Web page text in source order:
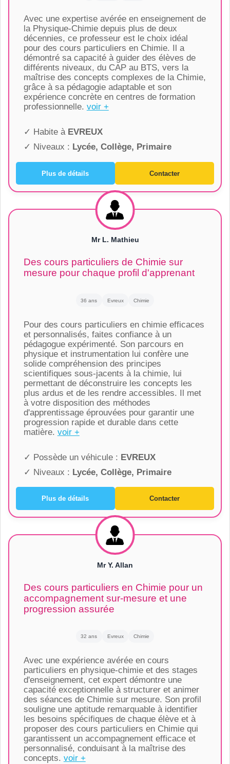
Avec une expertise avérée en enseignement de
la Physique-Chimie depuis plus de deux
décennies, ce professeur est le choix idéal
pour des cours particuliers en Chimie. Il a
démontré sa capacité à guider des élèves de
différents niveaux, du CAP au BTS, vers la
maîtrise des concepts complexes de la Chimie,
grâce à sa pédagogie adaptable et son
expérience concrète en centres de formation
professionnelle. voir +
✓ Habite à EVREUX
✓ Niveaux : Lycée, Collège, Primaire
Plus de détails Contacter
Mr L. Mathieu
Des cours particuliers de Chimie sur
mesure pour chaque profil d'apprenant
36 ans Evreux Chimie
Pour des cours particuliers en chimie efficaces
et personnalisés, faites confiance à un
pédagogue expérimenté. Son parcours en
physique et instrumentation lui confère une
solide compréhension des principes
scientifiques sous-jacents à la chimie, lui
permettant de déconstruire les concepts les
plus ardus et de les rendre accessibles. Il met
à votre disposition des méthodes
d'apprentissage éprouvées pour garantir une
progression rapide et durable dans cette
matière. voir +
✓ Possède un véhicule : EVREUX
✓ Niveaux : Lycée, Collège, Primaire
Plus de détails Contacter
Mr Y. Allan
Des cours particuliers en Chimie pour un
accompagnement sur-mesure et une
progression assurée
32 ans Evreux Chimie
Avec une expérience avérée en cours
particuliers en physique-chimie et des stages
d'enseignement, cet expert démontre une
capacité exceptionnelle à structurer et animer
des séances de Chimie sur mesure. Son profil
souligne une aptitude remarquable à identifier
les besoins spécifiques de chaque élève et à
proposer des cours particuliers en Chimie qui
garantissent un accompagnement efficace et
personnalisé, conduisant à la maîtrise des
concepts. voir +